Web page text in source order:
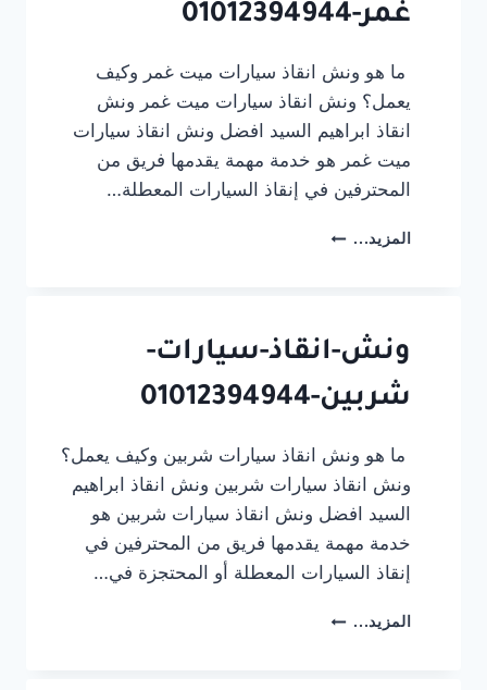
سحب
–
01012394944
غمر-01012394944
ما هو ونش انقاذ سيارات ميت غمر وكيف
يعمل؟ ونش انقاذ سيارات ميت غمر ونش
انقاذ ابراهيم السيد افضل ونش انقاذ سيارات
ميت غمر هو خدمة مهمة يقدمها فريق من
المحترفين في إنقاذ السيارات المعطلة…
المزيد... ونش-
ونش-انقاذ-سيارات-
شربين-01012394944
ما هو ونش انقاذ سيارات شربين وكيف يعمل؟
ونش انقاذ سيارات شربين ونش انقاذ ابراهيم
السيد افضل ونش انقاذ سيارات شربين هو
خدمة مهمة يقدمها فريق من المحترفين في
إنقاذ السيارات المعطلة أو المحتجزة في…
المزيد... ونش-